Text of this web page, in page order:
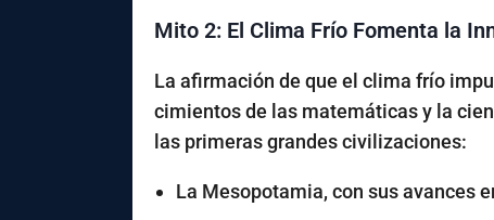
Mito 2: El Clima Frío Fomenta la
La afirmación de que el clima frío
cimientos de las matemáticas y la
las primeras grandes civilizaciones:
La Mesopotamia, con sus avances